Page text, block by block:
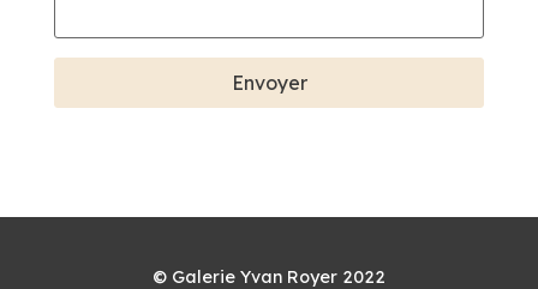
© Galerie Yvan Royer 2022